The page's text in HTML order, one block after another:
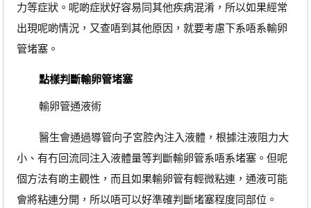
力等症狀。呢啲症狀好容易同其他疾病混淆，所以如果經常
出現呢啲情況，又查唔到其他原因，就要考慮下系唔系輸卵
管堵塞。
點樣判斷輸卵管堵塞
輸卵管通液術
醫生會通過導管向子宮腔內注入液體，根據注液阻力大
小、有冇回流同注入液體量等判斷輸卵管系唔系堵塞。但呢
個方法有啲主觀性，而且如果輸卵管有輕微粘連，通液可能
會將粘連分開，所以唔可以好準確判斷堵塞程度同部位。